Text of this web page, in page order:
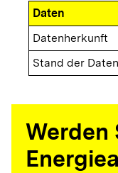
Daten
Datenherkunft
Stand der Daten
Werden